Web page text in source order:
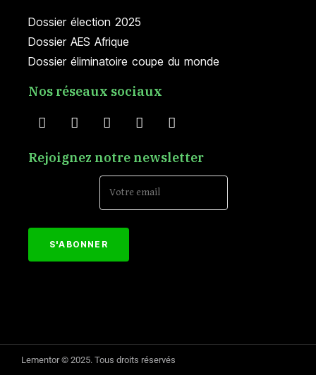
Dossier élection 2025
Dossier AES Afrique
Dossier éliminatoire coupe du monde
Nos réseaux sociaux
Rejoignez notre newsletter
Lementor © 2025. Tous droits réservés